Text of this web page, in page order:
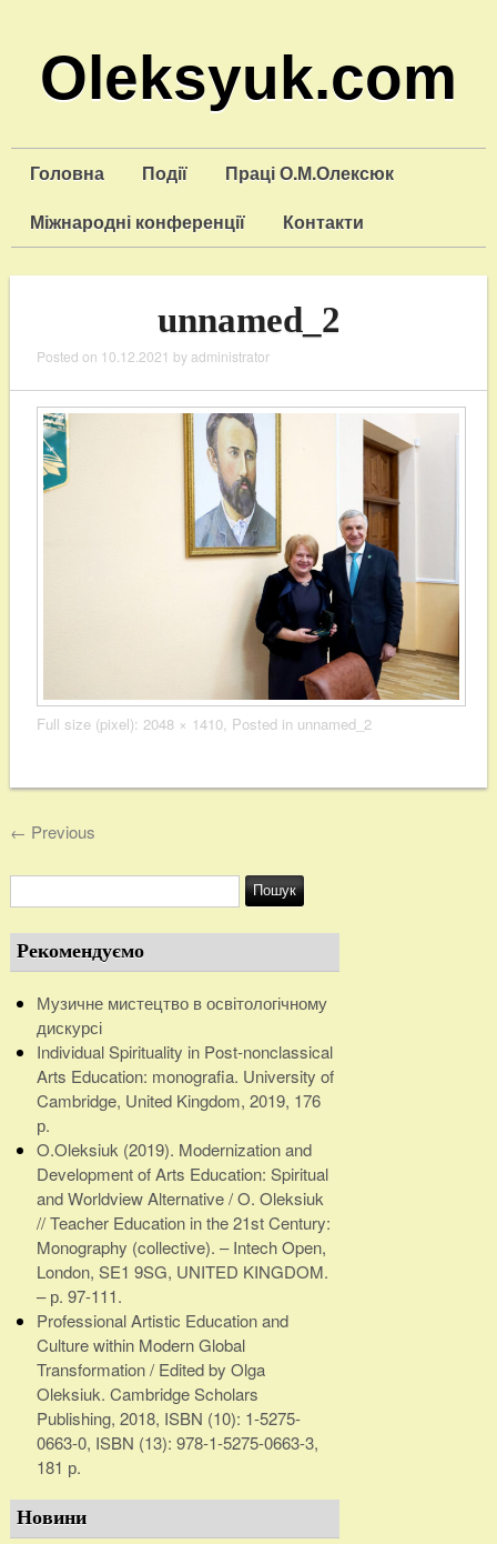
Oleksyuk.com
Головна Події
Праці О.М.Олексюк
Міжнародні конференції
Контакти
unnamed_2
Posted on 10.12.2021 by administrator
Full size (pixel): 2048 × 1410, Posted in unnamed_2
← Previous
Рекомендуємо
Музичне мистецтво в освітологічному
дискурсі
Individual Spirituality in Post-nonclassical
Arts Education: monografia. University of
Cambridge, United Kingdom, 2019, 176
р.
O.Oleksiuk (2019). Modernization and
Development of Arts Education: Spiritual
and Worldview Alternative / O. Oleksiuk
// Teacher Education in the 21st Century:
Monography (collective). – Intech Open,
London, SE1 9SG, UNITED KINGDOM.
– р. 97-111.
Professional Artistic Education and
Culture within Modern Global
Transformation / Edited by Olga
Oleksiuk. Cambridge Scholars
Publishing, 2018, ISBN (10): 1-5275-
0663-0, ISBN (13): 978-1-5275-0663-3,
181 р.
Новини